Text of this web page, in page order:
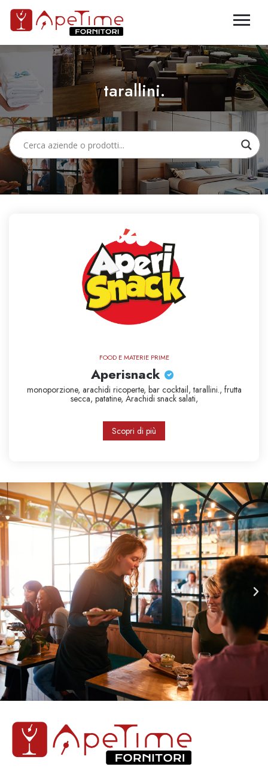
tarallini.
FOOD E MATERIE PRIME
Aperisnack
monoporzione, arachidi ricoperte, bar cocktail,tarallini., frutta
secca, patatine, Arachidi snack salati,
Scopri di più